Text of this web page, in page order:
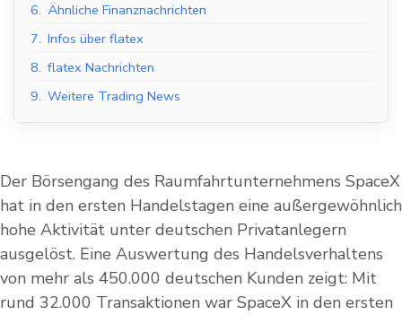
6. Ähnliche Finanznachrichten
7. Infos über flatex
8. flatex Nachrichten
9. Weitere Trading News
Der Börsengang des Raumfahrtunternehmens SpaceX
hat in den ersten Handelstagen eine außergewöhnlich
hohe Aktivität unter deutschen Privatanlegern
ausgelöst. Eine Auswertung des Handelsverhaltens
von mehr als 450.000 deutschen Kunden zeigt: Mit
rund 32.000 Transaktionen war SpaceX in den ersten